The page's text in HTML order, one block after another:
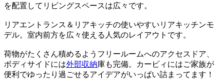
を配置してリビングスペースは広々です。
リアエントランス＆リアキッチの使いやすいリアキッチンモ
デル。室内前方を広々使える人気のレイアウトです。
荷物がたくさん積めるようフリールームへのアクセスドア、
ボディサイドには外部収納庫も完備。カービィにはご家族が
便利でゆったり過ごせるアイデアがいっぱい詰まってます！